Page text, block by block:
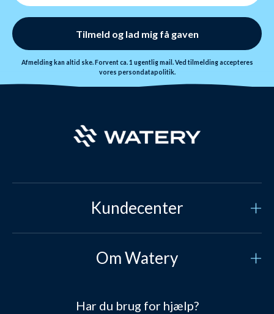
Tilmeld og lad mig få gaven
Afmelding kan altid ske. Forvent ca. 1 ugentlig mail. Ved tilmelding accepteres
vores persondatapolitik.
Kundecenter
Kontakt os
Om Watery
Har du brug for hjælp?